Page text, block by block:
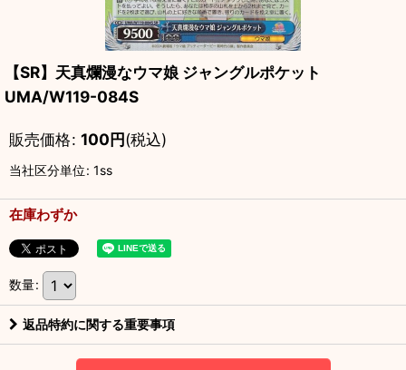
【SR】天真爛漫なウマ娘 ジャングルポケット
UMA/W119-084S
販売価格: 100円(税込)
当社区分単位: 1ss
在庫わずか
数量:
返品特約に関する重要事項